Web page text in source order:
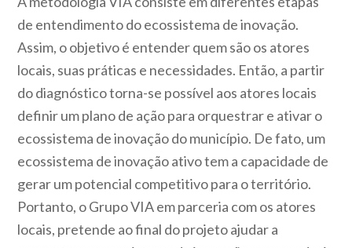
de entendimento do ecossistema de inovação.
Assim, o objetivo é entender quem são os atores
locais, suas práticas e necessidades. Então, a partir
do diagnóstico torna-se possível aos atores locais
definir um plano de ação para orquestrar e ativar o
ecossistema de inovação do município. De fato, um
ecossistema de inovação ativo tem a capacidade de
gerar um potencial competitivo para o território.
Portanto, o Grupo VIA em parceria com os atores
locais, pretende ao final do projeto ajudar a